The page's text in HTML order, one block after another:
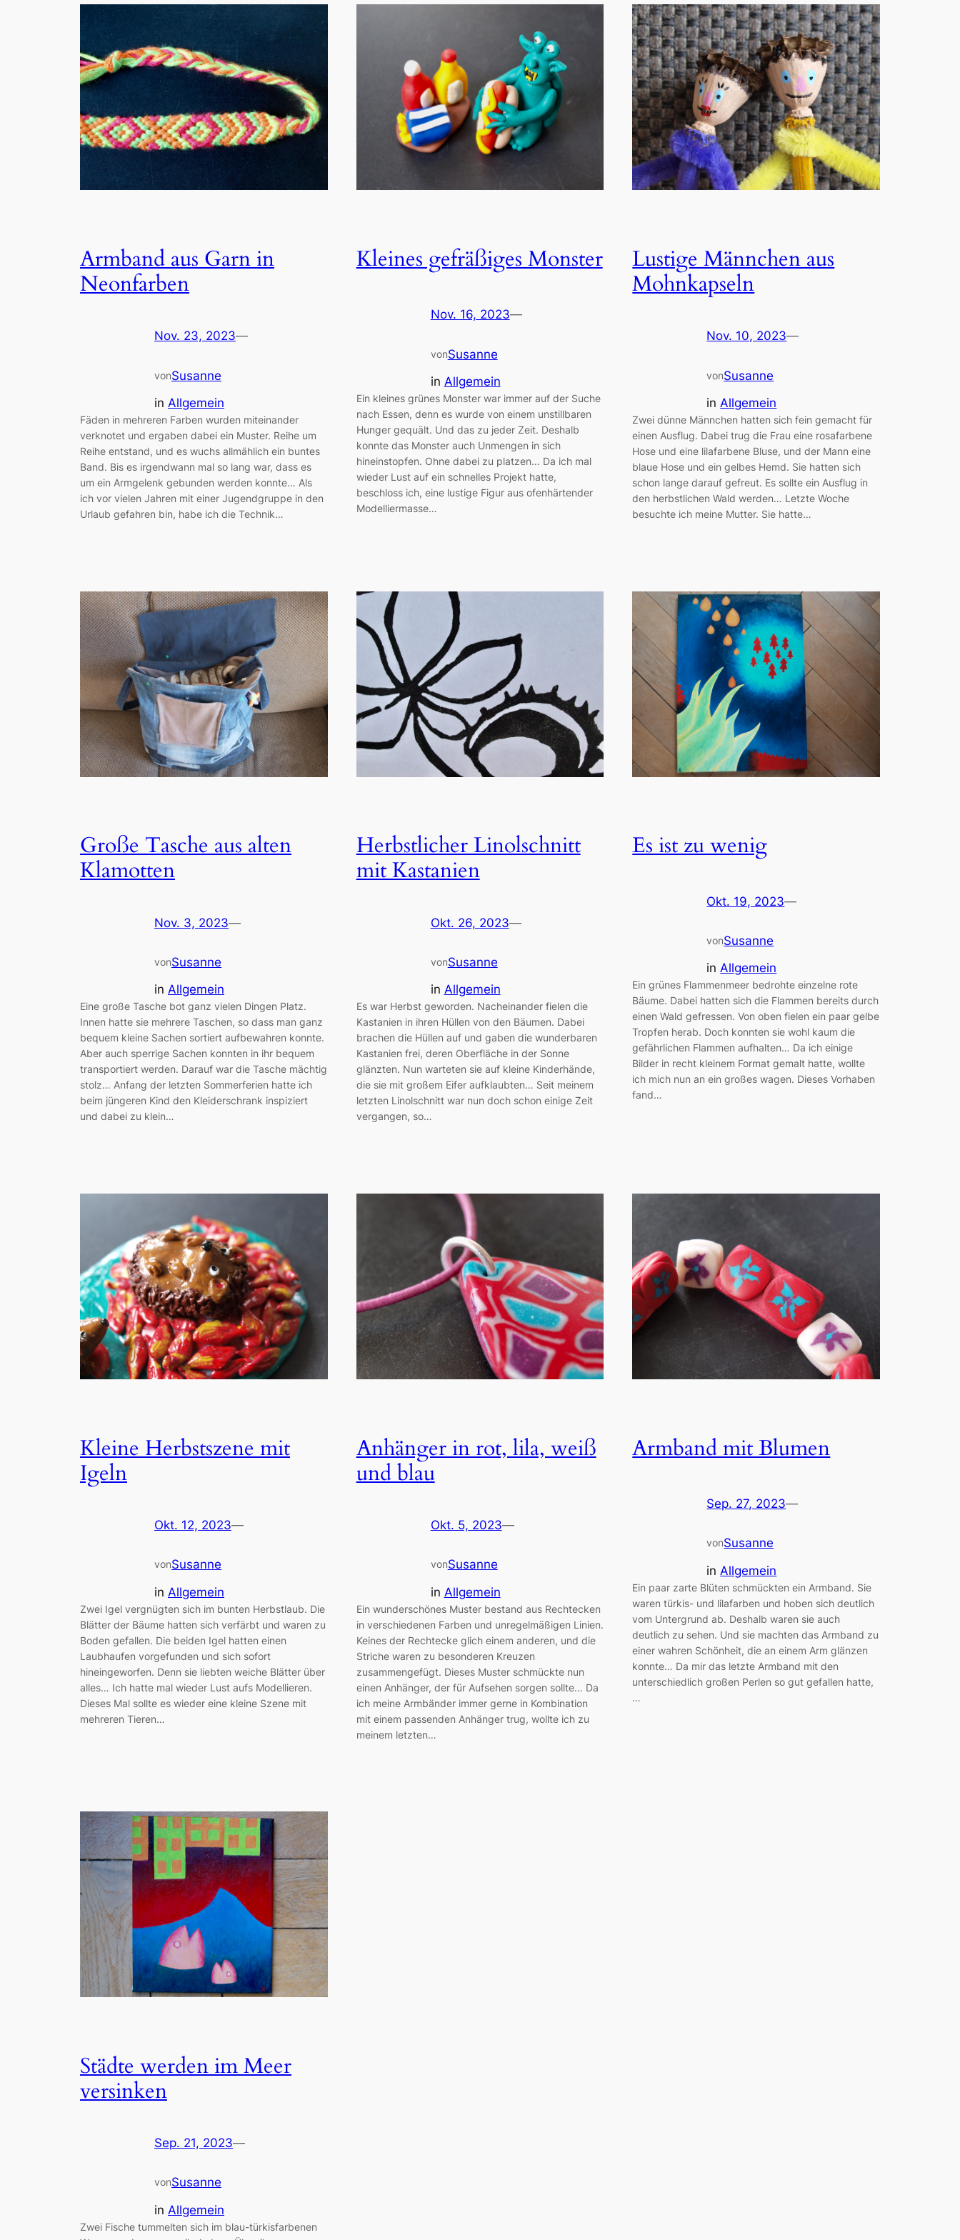
Armband aus Garn in
Neonfarben
Nov. 23, 2023—
vonSusanne
in Allgemein
Fäden in mehreren Farben wurden miteinander
verknotet und ergaben dabei ein Muster. Reihe um
Reihe entstand, und es wuchs allmählich ein buntes
Band. Bis es irgendwann mal so lang war, dass es
um ein Armgelenk gebunden werden konnte… Als
ich vor vielen Jahren mit einer Jugendgruppe in den
Urlaub gefahren bin, habe ich die Technik…
Kleines gefräßiges Monster
Nov. 16, 2023—
vonSusanne
in Allgemein
Ein kleines grünes Monster war immer auf der Suche
nach Essen, denn es wurde von einem unstillbaren
Hunger gequält. Und das zu jeder Zeit. Deshalb
konnte das Monster auch Unmengen in sich
hineinstopfen. Ohne dabei zu platzen… Da ich mal
wieder Lust auf ein schnelles Projekt hatte,
beschloss ich, eine lustige Figur aus ofenhärtender
Modelliermasse…
Lustige Männchen aus
Mohnkapseln
Nov. 10, 2023—
vonSusanne
in Allgemein
Zwei dünne Männchen hatten sich fein gemacht für
einen Ausflug. Dabei trug die Frau eine rosafarbene
Hose und eine lilafarbene Bluse, und der Mann eine
blaue Hose und ein gelbes Hemd. Sie hatten sich
schon lange darauf gefreut. Es sollte ein Ausflug in
den herbstlichen Wald werden… Letzte Woche
besuchte ich meine Mutter. Sie hatte…
Große Tasche aus alten
Klamotten
Nov. 3, 2023—
vonSusanne
in Allgemein
Eine große Tasche bot ganz vielen Dingen Platz.
Innen hatte sie mehrere Taschen, so dass man ganz
bequem kleine Sachen sortiert aufbewahren konnte.
Aber auch sperrige Sachen konnten in ihr bequem
transportiert werden. Darauf war die Tasche mächtig
stolz… Anfang der letzten Sommerferien hatte ich
beim jüngeren Kind den Kleiderschrank inspiziert
und dabei zu klein…
Herbstlicher Linolschnitt
mit Kastanien
Okt. 26, 2023—
vonSusanne
in Allgemein
Es war Herbst geworden. Nacheinander fielen die
Kastanien in ihren Hüllen von den Bäumen. Dabei
brachen die Hüllen auf und gaben die wunderbaren
Kastanien frei, deren Oberfläche in der Sonne
glänzten. Nun warteten sie auf kleine Kinderhände,
die sie mit großem Eifer aufklaubten… Seit meinem
letzten Linolschnitt war nun doch schon einige Zeit
vergangen, so…
Es ist zu wenig
Okt. 19, 2023—
vonSusanne
inAllgemein
Ein grünes Flammenmeer bedrohte einzelne rote
Bäume. Dabei hatten sich die Flammen bereits durch
einen Wald gefressen. Von oben fielen ein paar gelbe
Tropfen herab. Doch konnten sie wohl kaum die
gefährlichen Flammen aufhalten… Da ich einige
Bilder in recht kleinem Format gemalt hatte, wollte
ich mich nun an ein großes wagen. Dieses Vorhaben
fand…
Kleine Herbstszene mit
Igeln
Okt. 12, 2023—
vonSusanne
in Allgemein
Zwei Igel vergnügten sich im bunten Herbstlaub. Die
Blätter der Bäume hatten sich verfärbt und waren zu
Boden gefallen. Die beiden Igel hatten einen
Laubhaufen vorgefunden und sich sofort
hineingeworfen. Denn sie liebten weiche Blätter über
alles… Ich hatte mal wieder Lust aufs Modellieren.
Dieses Mal sollte es wieder eine kleine Szene mit
mehreren Tieren…
Anhänger in rot, lila, weiß
und blau
Okt. 5, 2023—
vonSusanne
in Allgemein
Ein wunderschönes Muster bestand aus Rechtecken
in verschiedenen Farben und unregelmäßigen Linien.
Keines der Rechtecke glich einem anderen, und die
Striche waren zu besonderen Kreuzen
zusammengefügt. Dieses Muster schmückte nun
einen Anhänger, der für Aufsehen sorgen sollte… Da
ich meine Armbänder immer gerne in Kombination
mit einem passenden Anhänger trug, wollte ich zu
meinem letzten…
Armband mit Blumen
Sep. 27, 2023—
vonSusanne
in Allgemein
Ein paar zarte Blüten schmückten ein Armband. Sie
waren türkis- und lilafarben und hoben sich deutlich
vom Untergrund ab. Deshalb waren sie auch
deutlich zu sehen. Und sie machten das Armband zu
einer wahren Schönheit, die an einem Arm glänzen
konnte… Da mir das letzte Armband mit den
unterschiedlich großen Perlen so gut gefallen hatte,
…
Städte werden im Meer
versinken
Sep. 21, 2023—
vonSusanne
in Allgemein
Zwei Fische tummelten sich im blau-türkisfarbenen